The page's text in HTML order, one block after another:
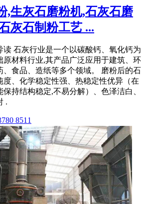
,生灰石磨粉机,石灰石磨
灰石制粉工艺 ...
读 石灰行业是一个以碳酸钙、氧化钙为
原材料行业,其产品广泛应用于建筑、环
、食品、造纸等多个领域。 磨粉后的石
度、化学稳定性强、热稳定性优异（在
持结构稳定,不易分解）、色泽洁白、
.
8511